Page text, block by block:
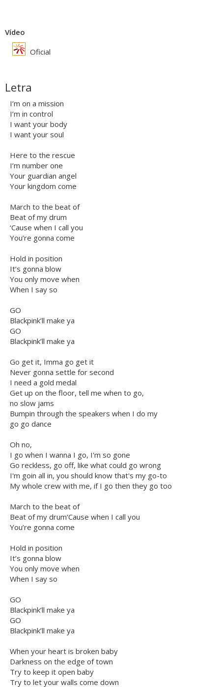
Vídeo
Oficial
Letra
I’m on a mission
I’m in control
I want your body
I want your soul
Here to the rescue
I’m number one
Your guardian angel
Your kingdom come
March to the beat of
Beat of my drum
‘Cause when I call you
You’re gonna come
Hold in position
It’s gonna blow
You only move when
When I say so
GO
Blackpink’ll make ya
GO
Blackpink’ll make ya
Go get it, Imma go get it
Never gonna settle for second
I need a gold medal
Get up on the floor, tell me when to go,
no slow jams
Bumpin through the speakers when I do my
go go dance
Oh no,
I go when I wanna I go, I'm so gone
Go reckless, go off, like what could go wrong
I'm goin all in, you should know that's my go-to
My whole crew with me, if I go then they go too
March to the beat of
Beat of my drum‘Cause when I call you
You’re gonna come
Hold in position
It’s gonna blow
You only move when
When I say so
GO
Blackpink’ll make ya
GO
Blackpink’ll make ya
When your heart is broken baby
Darkness on the edge of town
Try to keep it open baby
Try to let your walls come down